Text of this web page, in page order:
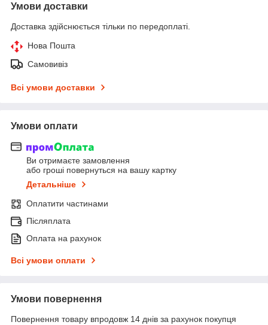
Умови доставки
Доставка здійснюється тільки по передоплаті.
Нова Пошта
Самовивіз
Всі умови доставки
Умови оплати
Ви отримаєте замовлення
або гроші повернуться на вашу картку
Детальніше
Оплатити частинами
Післяплата
Оплата на рахунок
Всі умови оплати
Умови повернення
Повернення товару впродовж 14 днів за рахунок покупця